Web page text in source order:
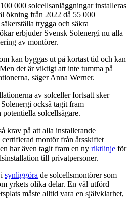
000 solcellsanläggningar installeras
ökning från 2022 då 55 000
trygga och säkra
erbjuder Svensk Solenergi nu alla
av montörer.
kan byggas ut på kortast tid och kan
det är viktigt att inte tumma på
säger Anna Werner.
av solceller fortsatt sker
också tagit fram
solcellsägare.
krav på att alla installerande
montör från årsskiftet
har även tagit fram en ny riktlinje för
till privatpersoner.
synliggöra de solcellsmontörer som
yrkets olika delar. En väl utförd
måste alltid vara en självklarhet,